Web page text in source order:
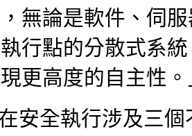
無論是軟件、伺
行點的分散式系
更高度的自主性
安全執行涉及三